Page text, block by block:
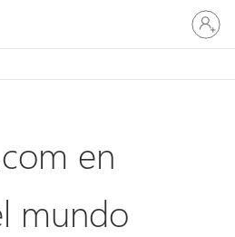
Iniciar
sesión
en
cuenta
en
mundo